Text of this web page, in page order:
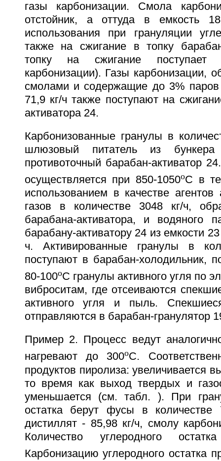
газы карбонизации. Смола
отстойник, а оттуда в емкость
использования при грануляции
также на сжигание в топку
топку на сжигание
карбонизации). Газы карбонизации,
смолами и содержащие до 3%
71,9 кг/ч также поступают на
активатора 24.
Карбонизованные гранулы в
шлюзовый питатель из
противоточный барабан-активатор
осуществляется при 850-1050oC в
использованием в качестве агентов
газов в количестве 3048 кг/ч,
барабана-активатора, и водяного
барабану-активатору 24 из емкости
ч. Активированные гранулы в
поступают в барабан-холодильник,
80-100oC гранулы активного угля по
виброситам, где отсеиваются
активного угля и пыль.
отправляются в барабан-гранулятор
Пример 2. Процесс ведут
нагревают до 300oC.
продуктов пиролиза: увеличивается
то время как выход твердых и
уменьшается (см. табл. ). При
остатка берут фусы в количестве
дистиллят - 85,98 кг/ч, смолу
Количество углеродного
Карбонизацию углеродного остатка